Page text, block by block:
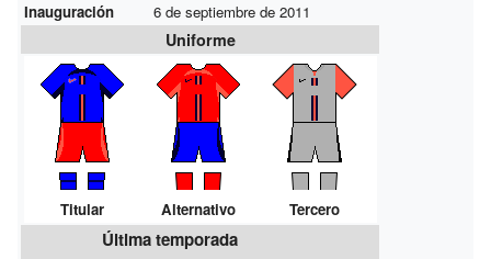
Inauguración
6 de septiembre de 2011
Uniforme
Titular Alternativo Tercero
Última temporada